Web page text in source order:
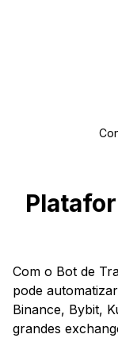
Com o Bot de
pode
Binance, Bybit,
grandes